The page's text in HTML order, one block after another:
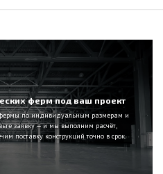
ферм под ваш проект
по индивидуальным размерам и
заявку — и мы выполним расчёт,
поставку конструкций точно в срок.